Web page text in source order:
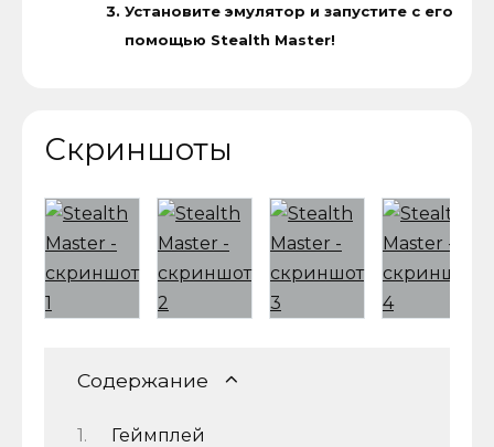
Установите эмулятор и запустите с его
помощью Stealth Master!
Скриншоты
Содержание
Геймплей